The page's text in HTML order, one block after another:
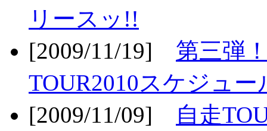
リースッ!!
[2009/11/19] 第三弾
TOUR2010スケジュー
[2009/11/09]
自走